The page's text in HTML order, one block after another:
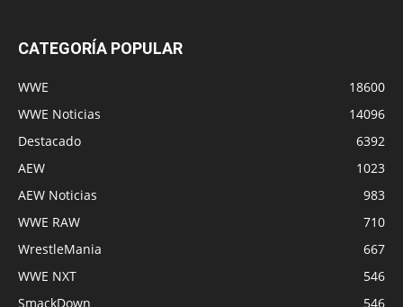
CATEGORÍA POPULAR
WWE
18600
WWE Noticias
14096
Destacado
6392
AEW
1023
AEW Noticias
983
WWE RAW
710
WrestleMania
667
WWE NXT
546
SmackDown
546